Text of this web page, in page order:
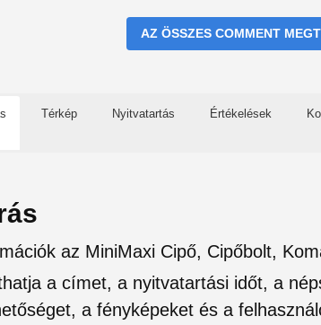
AZ ÖSSZES COMMENT
Térkép Nyitvatartás Értékelések
az MiniMaxi Cipő, Cipőbolt,
a címet, a nyitvatartási időt, a
a fényképeket és a